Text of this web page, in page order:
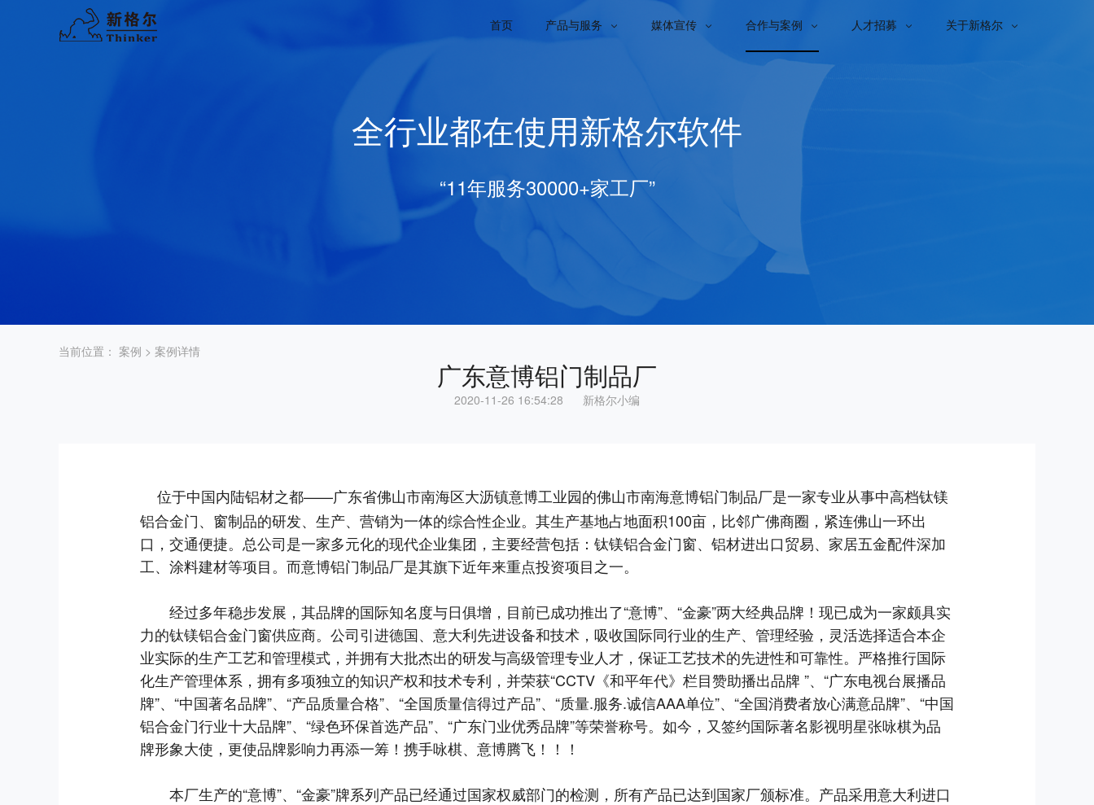
首页 产品与服务  媒体宣传  合作与案例  人才招募  关于新格尔 
全行业都在使用新格尔软件
“11年服务30000+家工厂”
当前位置： 案例 > 案例详情
广东意博铝门制品厂
2020-11-26 16:54:28 新格尔小编
位于中国内陆铝材之都——广东省佛山市南海区大沥镇意博工业园的佛山市南海意博铝门制品厂是一家专业从事中高档钛镁
铝合金门、窗制品的研发、生产、营销为一体的综合性企业。其生产基地占地面积100亩，比邻广佛商圈，紧连佛山一环出
口，交通便捷。总公司是一家多元化的现代企业集团，主要经营包括：钛镁铝合金门窗、铝材进出口贸易、家居五金配件深加
工、涂料建材等项目。而意博铝门制品厂是其旗下近年来重点投资项目之一。
经过多年稳步发展，其品牌的国际知名度与日俱增，目前已成功推出了“意博”、“金豪”两大经典品牌！现已成为一家颇具实
力的钛镁铝合金门窗供应商。公司引进德国、意大利先进设备和技术，吸收国际同行业的生产、管理经验，灵活选择适合本企
业实际的生产工艺和管理模式，并拥有大批杰出的研发与高级管理专业人才，保证工艺技术的先进性和可靠性。严格推行国际
化生产管理体系，拥有多项独立的知识产权和技术专利，并荣获“CCTV《和平年代》栏目赞助播出品牌 ”、“广东电视台展播品
牌”、“中国著名品牌”、“产品质量合格”、“全国质量信得过产品”、“质量.服务.诚信AAA单位”、“全国消费者放心满意品牌”、“中国
铝合金门行业十大品牌”、“绿色环保首选产品”、“广东门业优秀品牌”等荣誉称号。如今，又签约国际著名影视明星张咏棋为品
牌形象大使，更使品牌影响力再添一筹！携手咏棋、意博腾飞！！！
本厂生产的“意博”、“金豪”牌系列产品已经通过国家权威部门的检测，所有产品已达到国家厂颁标准。产品采用意大利进口